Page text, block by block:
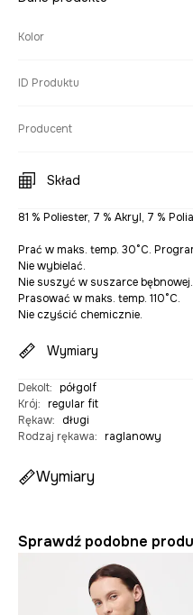
Kolor
ID Produktu
Producent
Skład
81 % Poliester, 7 % Akryl, 7 %
Prać w maks. temp. 30°C.
Nie wybielać.
Nie suszyć w suszarce bębnowej.
Prasować w maks. temp. 110°C.
Nie czyścić chemicznie.
Wymiary
Dekolt: półgolf
Krój: regular fit
Rękaw:
długi
Rodzaj rękawa: raglanowy
Wymiary
Sprawdź podobne